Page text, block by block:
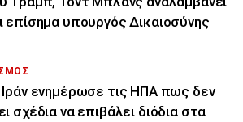
επίσημα υπουργός Δικαιοσύνης
Ιράν ενημέρωσε τις ΗΠΑ πως δεν
σχέδια να επιβάλει διόδια στα